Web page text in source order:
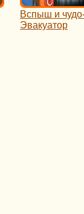
Вспыш и
Эвакуатор